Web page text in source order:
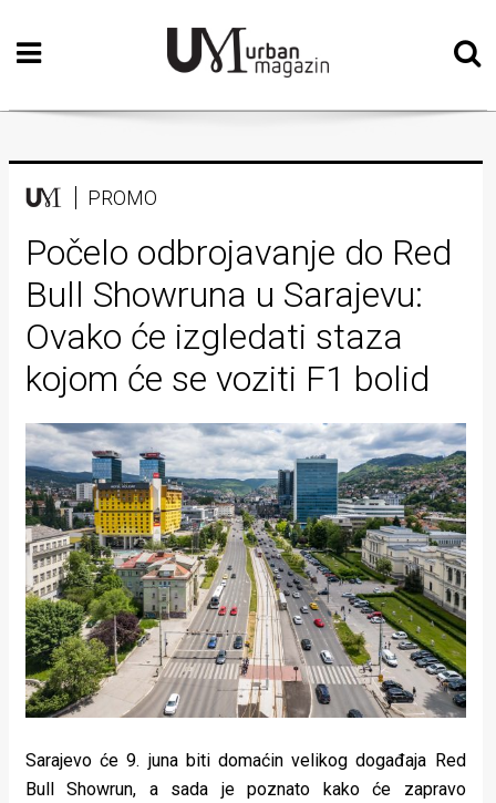
Početna
Vizualne
Teatar
Književnost
Muzika
Film
Intervju
Kolumne
Kultura
Lifestyle
Beauty
Fashion
Zdravlje
Za
Život
PROMO
Počelo odbrojavanje do Red
Bull Showruna u Sarajevu:
Ovako će izgledati staza
kojom će se voziti F1 bolid
Sarajevo će 9. juna biti domaćin velikog događaja Red
Bull Showrun, a sada je poznato kako će zapravo